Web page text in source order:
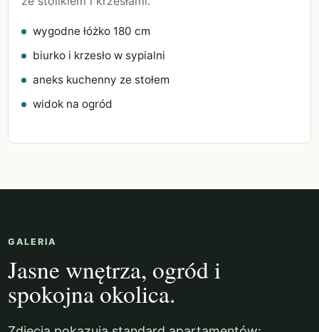
wygodne łóżko 180 cm
biurko i krzesło w sypialni
aneks kuchenny ze stołem
widok na ogród
GALERIA
Jasne wnętrza, ogród i
spokojna okolica.